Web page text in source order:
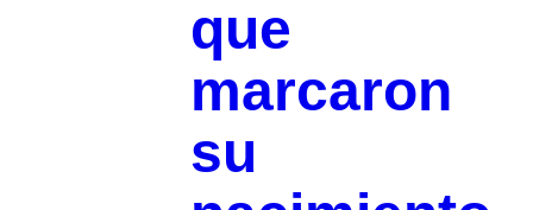
que
marcaron
su